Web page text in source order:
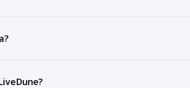
присылаем автоматические отчеты с
отображаются сведения за 3 года, а